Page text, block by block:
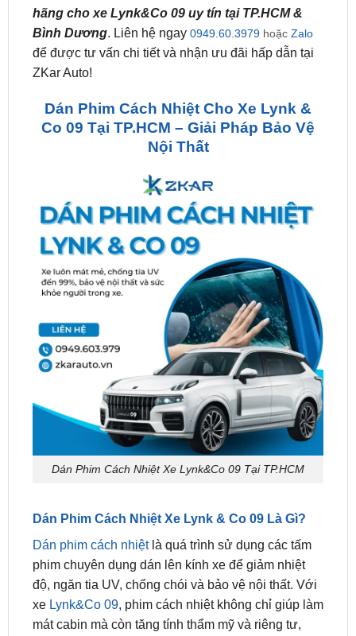
hãng cho xe Lynk&Co 09 uy tín tại TP.HCM &
Bình Dương. Liên hệ ngay 0949.60.3979hoặc Zalo
để được tư vấn chi tiết và nhận ưu đãi hấp dẫn tại
ZKar Auto!
Dán Phim Cách Nhiệt Cho Xe Lynk &
Co 09 Tại TP.HCM – Giải Pháp Bảo Vệ
Nội Thất
Dán Phim Cách Nhiệt Xe Lynk&Co 09 Tại TP.HCM
Dán Phim Cách Nhiệt Xe Lynk & Co 09 Là Gì?
Dán phim cách nhiệtlà quá trình sử dụng các tấm
phim chuyên dụng dán lên kính xe để giảm nhiệt
độ, ngăn tia UV, chống chói và bảo vệ nội thất. Với
xe Lynk&Co 09, phim cách nhiệt không chỉ giúp làm
mát cabin mà còn tăng tính thẩm mỹ và riêng tư,